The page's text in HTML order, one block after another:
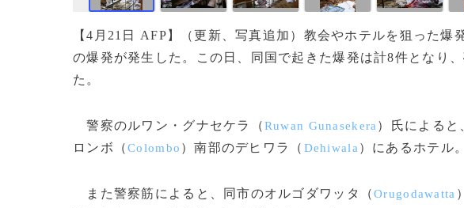
【4月21日 AFP】（更新、写真追加）教会やホテルを狙った
の爆発が発生した。この日、同国で起きた爆発は計8件となり
た。
警察のルワン・グナセケラ（Ruwan Gunasekera ）氏による
ロンボ（Colombo ）南部のデヒワラ（ Dehiwala ）にあるホテル
また警察筋によると、同市のオルゴダワッタ（Orugodawatta